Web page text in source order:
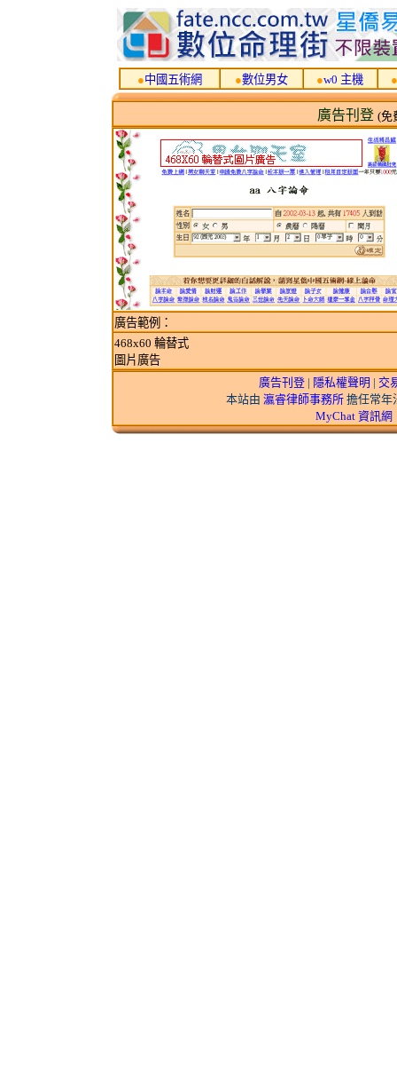
●中國五術網 ●數位男女 ●w0 主機 ●
廣告刊登 (免
廣告範例：
468x60 輪替式
圖片廣告
廣告刊登 | 隱私權聲明 | 交
本站由 瀛睿律師事務所 擔任常年
MyChat 資訊網